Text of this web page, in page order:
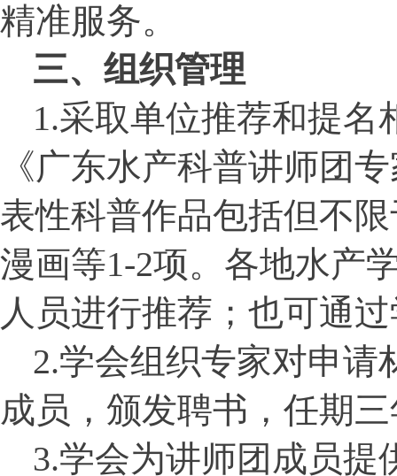
精准服务。
三、组织管理
1.采取单位推荐和提名
《广东水产科普讲师团
表性科普作品包括但不
漫画等1-2项。各地水产
人员进行推荐；也可通
2.学会组织专家对申请
成员，颁发聘书，任期
3.学会为讲师团成员提